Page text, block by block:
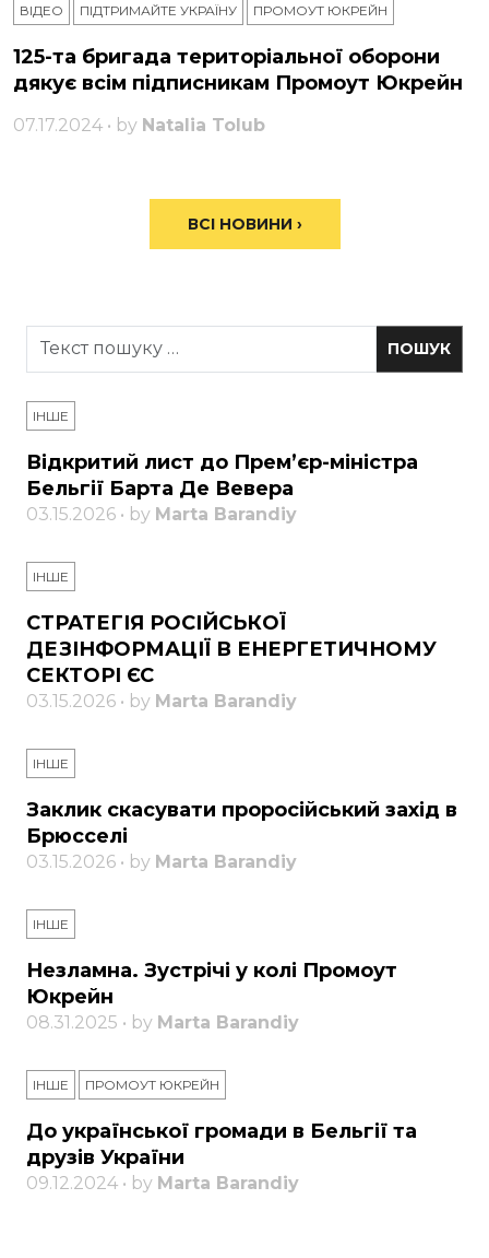
ВІДЕО ПІДТРИМАЙТЕ УКРАЇНУ ПРОМОУТ ЮКРЕЙН
125-та бригада територіальної оборони
дякує всім підписникам Промоут Юкрейн
07.17.2024 • by Natalia Tolub
ВСІ НОВИНИ ›
ІНШЕ
Відкритий лист до Прем’єр-міністра
Бельгії Барта Де Вевера
03.15.2026 • by Marta Barandiy
ІНШЕ
СТРАТЕГІЯ РОСІЙСЬКОЇ
ДЕЗІНФОРМАЦІЇ В ЕНЕРГЕТИЧНОМУ
СЕКТОРІ ЄС
03.15.2026 • by Marta Barandiy
ІНШЕ
Заклик скасувати проросійський захід в
Брюсселі
03.15.2026 • by Marta Barandiy
ІНШЕ
Незламна. Зустрічі у колі Промоут
Юкрейн
08.31.2025 • by Marta Barandiy
ІНШЕ ПРОМОУТ ЮКРЕЙН
До української громади в Бельгії та
друзів України
09.12.2024 • by Marta Barandiy